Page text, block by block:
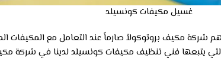
غسيل مكيفات كونسيلد
شركة مكيف بروتوكولاً صارماً عند التعامل مع المكيفات
التي يتبعها فني تنظيف مكيفات كونسيلد لدينا في شركة